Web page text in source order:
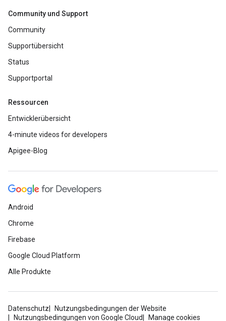
Community und Support
Community
Supportübersicht
Status
Supportportal
Ressourcen
Entwicklerübersicht
4-minute videos for developers
Apigee-Blog
Android
Chrome
Firebase
Google Cloud Platform
Alle Produkte
Datenschutz
Nutzungsbedingungen der Website
Nutzungsbedingungen von Google Cloud
Manage cookies